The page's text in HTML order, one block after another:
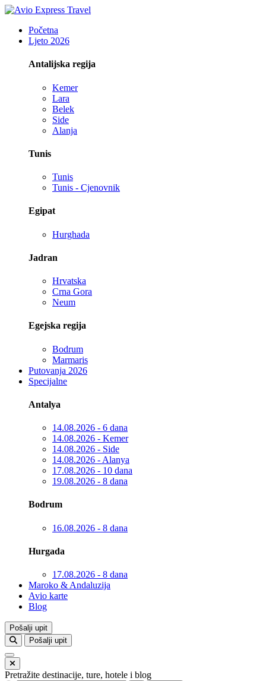
Početna
Ljeto 2026
Antalijska regija
Kemer
Lara
Belek
Side
Alanja
Tunis
Tunis
Tunis - Cjenovnik
Egipat
Hurghada
Jadran
Hrvatska
Crna Gora
Neum
Egejska regija
Bodrum
Marmaris
Putovanja 2026
Specijalne
Antalya
14.08.2026 - 6 dana
14.08.2026 - Kemer
14.08.2026 - Side
14.08.2026 - Alanya
17.08.2026 - 10 dana
19.08.2026 - 8 dana
Bodrum
16.08.2026 - 8 dana
Hurgada
17.08.2026 - 8 dana
Maroko & Andaluzija
Avio karte
Blog
Pošalji upit
Pošalji upit
Pretražite destinacije, ture, hotele i blog